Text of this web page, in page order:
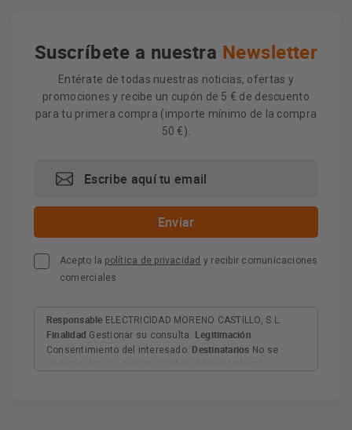
Suscríbete a nuestra Newsletter
Entérate de todas nuestras noticias, ofertas y
promociones y recibe un cupón de 5 € de descuento
para tu primera compra (importe mínimo de la compra
50 €).
Acepto la política de privacidad y recibir comunicaciones
comerciales
Responsable ELECTRICIDAD MORENO CASTILLO, S.L.
Finalidad Gestionar su consulta. Legitimación
Consentimiento del interesado. Destinatarios No se